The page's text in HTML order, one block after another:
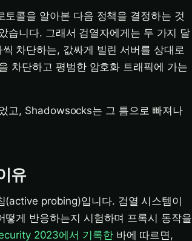
콜을 알아본 다음 정책을 결정하는 것
습니다. 그래서 검열자에게는 두 가지 달
차단하는, 값싸게 빌린 서버를 상대로
차단하고 평범한 암호화 트래픽에 가는
고, Shadowsocks는 그 틈으로 빠져나
유
(active probing)입니다. 검열 시스템이
게 반응하는지 시험하며 프록시 동작을
2023에서 기록한바에 따르면,